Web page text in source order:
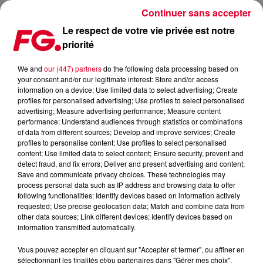
COUP DE CŒUR FG : ENCORE RÉUSSI POUR VINTAGE CULTURE
Publié : 5 décembre 2023 à 8h49 par Antony HARARI
Le respect de votre vie privée est notre
priorité
We and our (447) partnersdo the following data processing based on
your consent and/or our legitimate interest: Store and/or access
information on a device; Use limited data to select advertising; Create
profiles for personalised advertising; Use profiles to select personalised
advertising; Measure advertising performance; Measure content
performance; Understand audiences through statistics or combinations
of data from different sources; Develop and improve services; Create
profiles to personalise content; Use profiles to select personalised
content; Use limited data to select content; Ensure security, prevent and
detect fraud, and fix errors; Deliver and present advertising and content;
Save and communicate privacy choices. These technologies may
process personal data such as IP address and browsing data to offer
following functionalities: Identify devices based on information actively
requested; Use precise geolocation data; Match and combine data from
other data sources; Link different devices; Identify devices based on
information transmitted automatically.
Vous pouvez accepter en cliquant sur "Accepter et fermer", ou affiner en
sélectionnant les finalités et/ou partenaires dans "Gérer mes choix".
Continuer sans accepter